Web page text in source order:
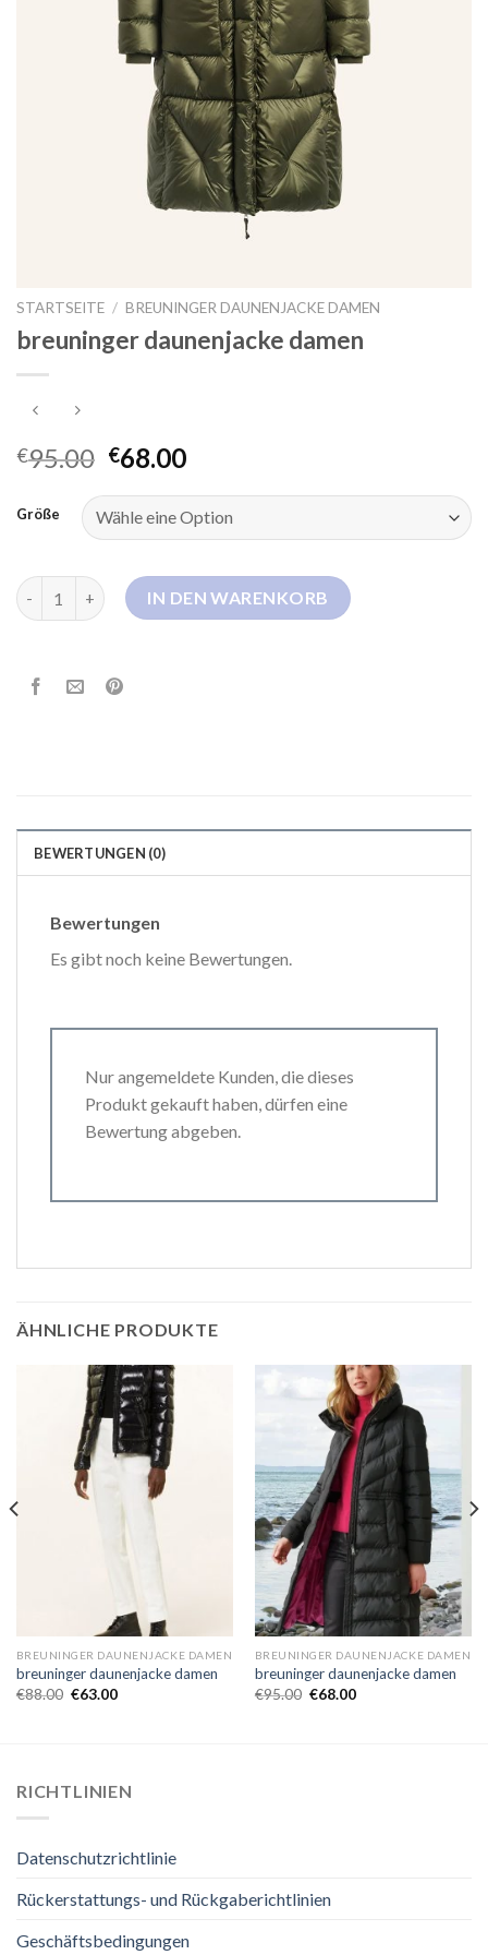
STARTSEITE / BREUNINGER DAUNENJACKE DAMEN
breuninger daunenjacke damen
€95.00 €68.00
Größe
breuninger daunenjacke damen Menge
IN DEN WARENKORB
BEWERTUNGEN (0)
Bewertungen
Es gibt noch keine Bewertungen.
Nur angemeldete Kunden, die dieses
Produkt gekauft haben, dürfen eine
Bewertung abgeben.
ÄHNLICHE PRODUKTE
BREUNINGER DAUNENJACKE DAMEN
breuninger daunenjacke damen
€88.00 €63.00
BREUNINGER DAUNENJACKE DAMEN
breuninger daunenjacke damen
€95.00 €68.00
RICHTLINIEN
Datenschutzrichtlinie
Rückerstattungs- und Rückgaberichtlinien
Geschäftsbedingungen